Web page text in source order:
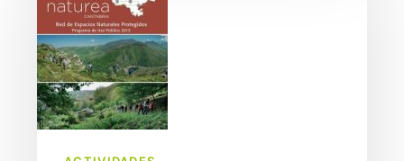
calendario
“Naturea
Cantabria
2015”